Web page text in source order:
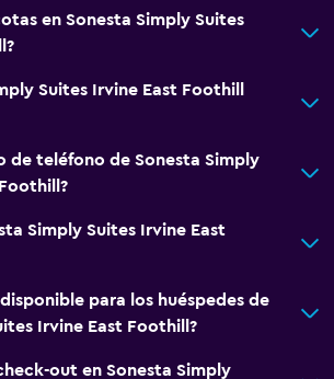
transporte
cargos)
tintorería
en Sonesta Simply Suites
Suites Irvine East Foothill
de teléfono de Sonesta Simply
Simply Suites Irvine East
para los huéspedes de
Irvine East Foothill?
out en Sonesta Simply